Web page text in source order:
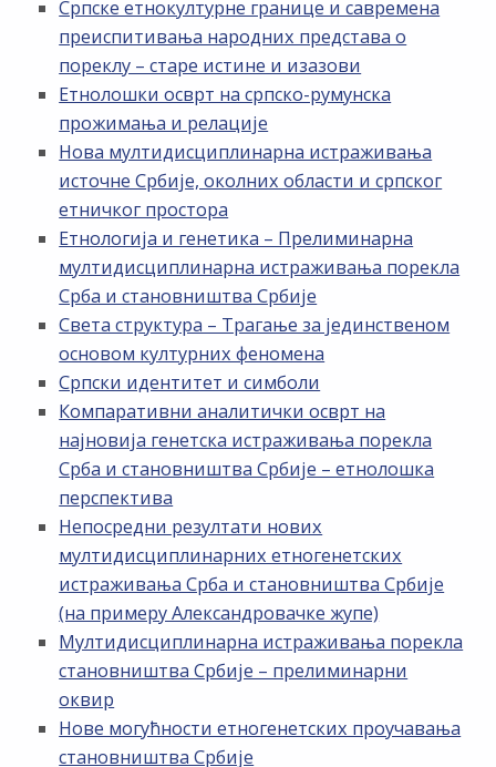
Српске етнокултурне границе и савремена
преиспитивања народних представа о
пореклу – старе истине и изазови
Етнолошки осврт на српско-румунска
прожимања и релације
Нова мултидисциплинарна истраживања
источне Србије, околних области и српског
етничког простора
Етнологија и генетика – Прелиминарна
мултидисциплинарна истраживања порекла
Срба и становништва Србије
Света структура – Трагање за јединственом
основом културних феномена
Српски идентитет и симболи
Компаративни аналитички осврт на
најновија генетска истраживања порекла
Срба и становништва Србије – етнолошка
перспектива
Непосредни резултати нових
мултидисциплинарних етногенетских
истраживања Срба и становништва Србије
(на примеру Александровачке жупе)
Мултидисциплинарна истраживања порекла
становништва Србије – прелиминарни
оквир
Нове могућности етногенетских проучавања
становништва Србије